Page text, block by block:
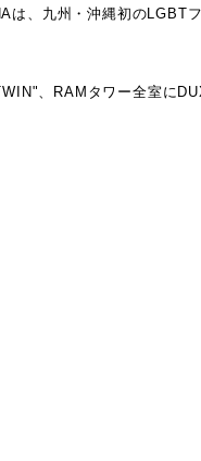
は、九州・沖縄初のLGBT
、RAMタワー全室に